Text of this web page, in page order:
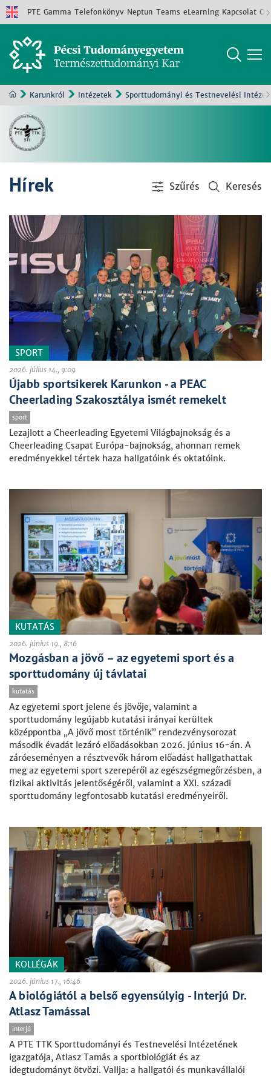
PTE Gamma Telefonkönyv Neptun Teams eLearning Kapcsolat
Karunkról Intézetek Sporttudományi és Testnevelési Intézet
Hírek Szűrés Keresés
SPORT
2026. július 14., 9:09
Újabb sportsikerek Karunkon - a PEAC
Cheerlading Szakosztálya ismét remekelt
sport
Lezajlott a Cheerleading Egyetemi Világbajnokság és a
Cheerleading Csapat Európa-bajnokság, ahonnan remek
eredményekkel tértek haza hallgatóink és oktatóink.
KUTATÁS
2026. június 19., 8:16
Mozgásban a jövő – az egyetemi sport és a
sporttudomány új távlatai
kutatás
Az egyetemi sport jelene és jövője, valamint a
sporttudomány legújabb kutatási irányai kerültek
középpontba „A jövő most történik” rendezvénysorozat
második évadát lezáró előadásokban 2026. június 16-án. A
záróeseményen a résztvevők három előadást hallgathattak
meg az egyetemi sport szerepéről az egészségmegőrzésben, a
fizikai aktivitás jelentőségéről, valamint a XXI. századi
sporttudomány legfontosabb kutatási eredményeiről.
KOLLÉGÁK
2026. június 17., 16:46
A biológiától a belső egyensúlyig - Interjú Dr.
Atlasz Tamással
interjú
A PTE TTK Sporttudományi és Testnevelési Intézetének
igazgatója, Atlasz Tamás a sportbiológiát és az
idegtudományt ötvözi. Vallja: a hallgatói és munkavállalói